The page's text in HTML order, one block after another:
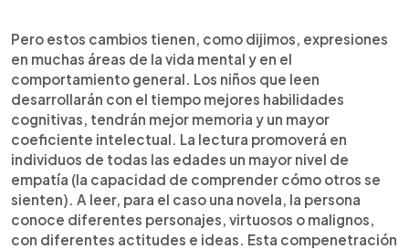
Pero estos cambios tienen, como dijimos, expresiones
en muchas áreas de la vida mental y en el
comportamiento general. Los niños que leen
desarrollarán con el tiempo mejores habilidades
cognitivas, tendrán mejor memoria y un mayor
coeficiente intelectual. La lectura promoverá en
individuos de todas las edades un mayor nivel de
empatía (la capacidad de comprender cómo otros se
sienten). A leer, para el caso una novela, la persona
conoce diferentes personajes, virtuosos o malignos,
con diferentes actitudes e ideas. Esta compenetración